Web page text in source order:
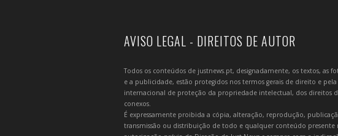
AVISO LEGAL - DIREITOS DE AUTOR
Todos os conteúdos de justnews.pt, designadamente, os textos, as
e a publicidade, estão protegidos nos termos gerais de direito e
internacional de proteção da propriedade intelectual, dos direitos
conexos.
É expressamente proibida a cópia, alteração, reprodução,
transmissão ou distribuição de todo e qualquer conteúdo presente